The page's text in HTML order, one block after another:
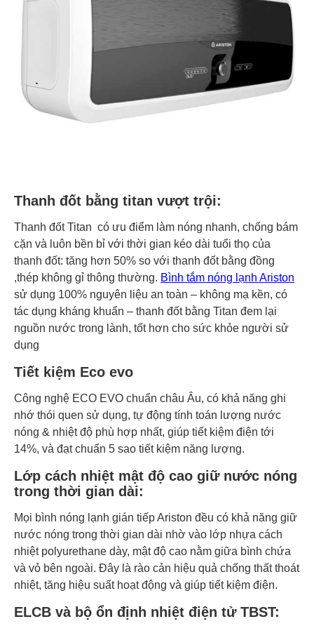
Thanh đốt bằng titan vượt trội:
Thanh đốt Titan có ưu điểm làm nóng nhanh, chống bám
cặn và luôn bền bỉ với thời gian kéo dài tuổi thọ của
thanh đốt: tăng hơn 50% so với thanh đốt bằng đồng
,thép không gỉ thông thường. Bình tắm nóng lạnh Ariston
sử dụng 100% nguyên liệu an toàn – không mạ kền, có
tác dụng kháng khuẩn – thanh đốt bằng Titan đem lại
nguồn nước trong lành, tốt hơn cho sức khỏe người sử
dụng
Tiết kiệm Eco evo
Công nghệ ECO EVO chuẩn châu Âu, có khả năng ghi
nhớ thói quen sử dụng, tự động tính toán lượng nước
nóng & nhiệt độ phù hợp nhất, giúp tiết kiệm điện tới
14%, và đạt chuẩn 5 sao tiết kiệm năng lượng.
Lớp cách nhiệt mật độ cao giữ nước nóng
trong thời gian dài:
Mọi bình nóng lạnh gián tiếp Ariston đều có khả năng giữ
nước nóng trong thời gian dài nhờ vào lớp nhựa cách
nhiệt polyurethane dày, mật độ cao nằm giữa bình chứa
và vỏ bên ngoài. Đây là rào cản hiệu quả chống thất thoát
nhiệt, tăng hiệu suất hoạt động và giúp tiết kiệm điện.
ELCB và bộ ổn định nhiệt điện tử TBST: